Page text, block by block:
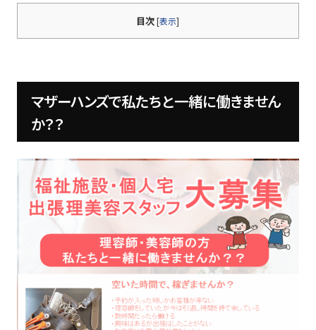
目次[表示]
マザーハンズで私たちと一緒に働きません
か？？